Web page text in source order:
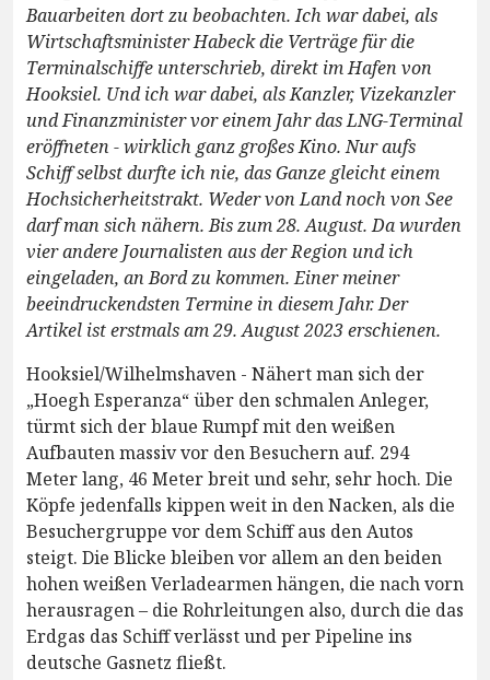
Bauarbeiten dort zu beobachten. Ich war dabei, als
Wirtschaftsminister Habeck die Verträge für die
Terminalschiffe unterschrieb, direkt im Hafen von
Hooksiel. Und ich war dabei, als Kanzler, Vizekanzler
und Finanzminister vor einem Jahr das LNG-Terminal
eröffneten - wirklich ganz großes Kino. Nur aufs
Schiff selbst durfte ich nie, das Ganze gleicht einem
Hochsicherheitstrakt. Weder von Land noch von See
darf man sich nähern. Bis zum 28. August. Da wurden
vier andere Journalisten aus der Region und ich
eingeladen, an Bord zu kommen. Einer meiner
beeindruckendsten Termine in diesem Jahr. Der
Artikel ist erstmals am 29. August 2023 erschienen.
Hooksiel/Wilhelmshaven - Nähert man sich der
„Hoegh Esperanza“ über den schmalen Anleger,
türmt sich der blaue Rumpf mit den weißen
Aufbauten massiv vor den Besuchern auf. 294
Meter lang, 46 Meter breit und sehr, sehr hoch. Die
Köpfe jedenfalls kippen weit in den Nacken, als die
Besuchergruppe vor dem Schiff aus den Autos
steigt. Die Blicke bleiben vor allem an den beiden
hohen weißen Verladearmen hängen, die nach vorn
herausragen – die Rohrleitungen also, durch die das
Erdgas das Schiff verlässt und per Pipeline ins
deutsche Gasnetz fließt.